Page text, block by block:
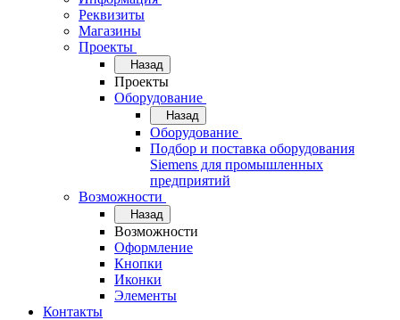
Реквизиты
Магазины
Проекты
Назад
Проекты
Оборудование
Назад
Оборудование
Подбор и поставка оборудования
Siemens для промышленных
предприятий
Возможности
Назад
Возможности
Оформление
Кнопки
Иконки
Элементы
Контакты